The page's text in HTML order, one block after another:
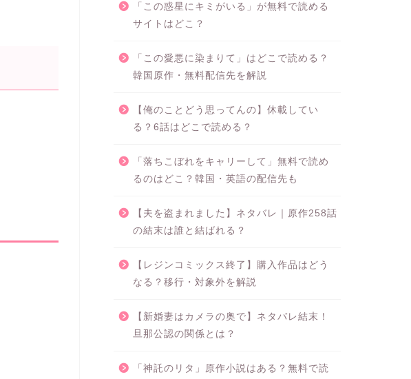
「この惑星にキミがいる」が無料で読める
サイトはどこ？
「この愛悪に染まりて」はどこで読める？
韓国原作・無料配信先を解説
【俺のことどう思ってんの】休載してい
る？6話はどこで読める？
「落ちこぼれをキャリーして」無料で読め
るのはどこ？韓国・英語の配信先も
【夫を盗まれました】ネタバレ｜原作258話
の結末は誰と結ばれる？
【レジンコミックス終了】購入作品はどう
なる？移行・対象外を解説
【新婚妻はカメラの奥で】ネタバレ結末！
旦那公認の関係とは？
「神託のリタ」原作小説はある？無料で読